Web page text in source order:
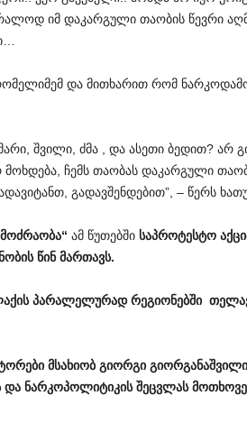
იმ დაკარგული თაობის წევრი
და მითხარით რომ
შვილი, ძმა , და ასეთი ბედით? არ
მოხდება, ჩემს თაობას დაკარგული
გადავშენდებით”, – წერს
“ ამ წუთებშისაპროტესტო
წინ მართავს.
პარალელურად რეგიონებში
მსახიობ გიორგი
და ნარკოპოლიტიკის შეცვლას მოთხო